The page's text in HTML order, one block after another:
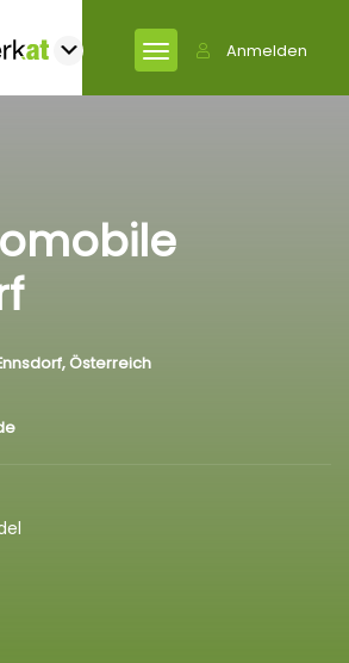
Anmelden
Österreich